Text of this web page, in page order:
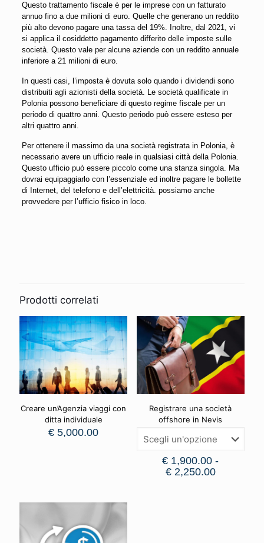
Questo trattamento fiscale è per le imprese con un fatturato
annuo fino a due milioni di euro. Quelle che generano un reddito
più alto devono pagare una tassa del 19%. Inoltre, dal 2021, vi
si applica il cosiddetto pagamento differito delle imposte sulle
società. Questo vale per alcune aziende con un reddito annuale
inferiore a 21 milioni di euro.
In questi casi, l’imposta è dovuta solo quando i dividendi sono
distribuiti agli azionisti della società. Le società qualificate in
Polonia possono beneficiare di questo regime fiscale per un
periodo di quattro anni. Questo periodo può essere esteso per
altri quattro anni.
Per ottenere il massimo da una società registrata in Polonia, è
necessario avere un ufficio reale in qualsiasi città della Polonia.
Questo ufficio può essere piccolo come una stanza singola. Ma
dovrai equipaggiarlo con l’essenziale ed inoltre pagare le bollette
di Internet, del telefono e dell’elettricità. possiamo anche
provvedere per l’ufficio fisico in loco.
Prodotti correlati
Creare un’Agenzia viaggi con
ditta individuale
€ 5,000.00
Registrare una società
offshore in Nevis
€ 1,900.00 -
€2,250.00